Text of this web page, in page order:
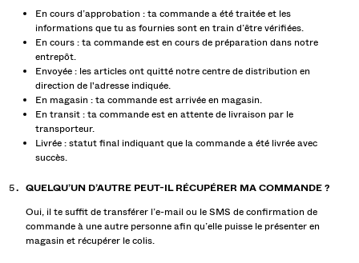
En cours d’approbation : ta commande a été traitée et les
informations que tu as fournies sont en train d’être vérifiées.
En cours : ta commande est en cours de préparation dans notre
entrepôt.
Envoyée : les articles ont quitté notre centre de distribution en
direction de l'adresse indiquée.
En magasin : ta commande est arrivée en magasin.
En transit : ta commande est en attente de livraison par le
transporteur.
Livrée : statut final indiquant que la commande a été livrée avec
succès.
QUELQU’UN D’AUTRE PEUT-IL RÉCUPÉRER MA COMMANDE ?
Oui, il te suffit de transférer l’e-mail ou le SMS de confirmation de
commande à une autre personne afin qu’elle puisse le présenter en
magasin et récupérer le colis.